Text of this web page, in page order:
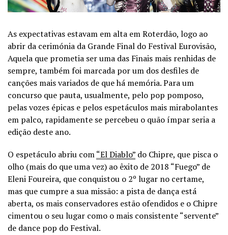
As expectativas estavam em alta em Roterdão, logo ao
abrir da cerimónia da Grande Final do Festival Eurovisão,
Aquela que prometia ser uma das Finais mais renhidas de
sempre, também foi marcada por um dos desfiles de
canções mais variados de que há memória. Para um
concurso que pauta, usualmente, pelo pop pomposo,
pelas vozes épicas e pelos espetáculos mais mirabolantes
em palco, rapidamente se percebeu o quão ímpar seria a
edição deste ano.
O espetáculo abriu com“El Diablo” do Chipre, que pisca o
olho (mais do que uma vez) ao êxito de 2018 “Fuego” de
Eleni Foureira, que conquistou o 2º lugar no certame,
mas que cumpre a sua missão: a pista de dança está
aberta, os mais conservadores estão ofendidos e o Chipre
cimentou o seu lugar como o mais consistente “servente”
de dance pop do Festival.